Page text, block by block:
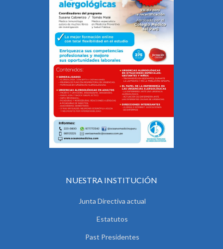
NUESTRA INSTITUCIÓN
Junta Directiva actual
Estatutos
Past Presidentes